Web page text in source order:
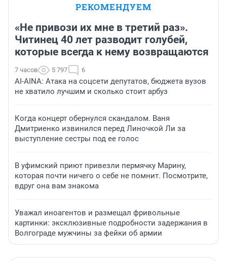
РЕКОМЕНДУЕМ
«Не привози их мне в третий раз».
Читинец 40 лет разводит голубей,
которые всегда к нему возвращаются
7 часов 5 797 6
AI-AINA: Атака на соцсети депутатов, бюджета вузов
не хватило лучшим и сколько стоит арбуз
Когда концерт обернулся скандалом. Ваня
Дмитриенко извинился перед Линочкой Ли за
выступление сестры под ее голос
В уфимский приют привезли пермячку Марину,
которая почти ничего о себе не помнит. Посмотрите,
вдруг она вам знакома
Уважал иноагентов и размещал фривольные
картинки: эксклюзивные подробности задержания в
Волгограде мужчины за фейки об армии